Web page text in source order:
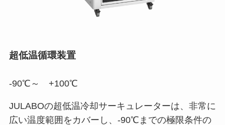
超低温循環装置
-90℃～ +100℃
JULABOの超低温冷却サーキュレーターは、非常に
広い温度範囲をカバーし、-90℃までの極限条件の